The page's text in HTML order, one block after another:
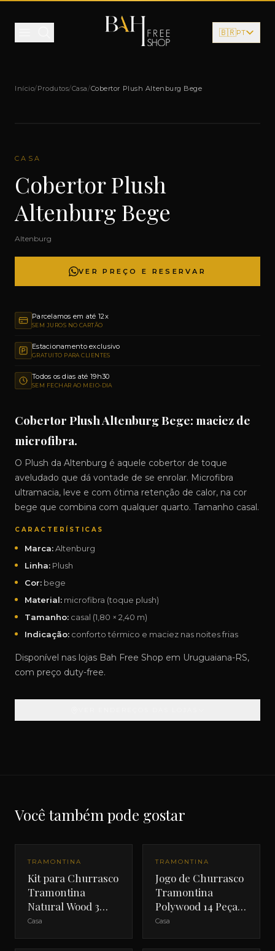
🇧🇷PT
Início/Produtos/Casa/Cobertor Plush Altenburg Bege
CASA
Cobertor Plush
Altenburg Bege
Altenburg
VER PREÇO E RESERVAR
Parcelamos em até 12x
SEM JUROS NO CARTÃO
Estacionamento exclusivo
GRATUITO PARA CLIENTES
Todos os dias até 19h30
SEM FECHAR AO MEIO-DIA
Cobertor Plush Altenburg Bege: maciez de
microfibra.
O Plush da Altenburg é aquele cobertor de toque
aveludado que dá vontade de se enrolar. Microfibra
ultramacia, leve e com ótima retenção de calor, na cor
bege que combina com qualquer quarto. Tamanho casal.
CARACTERÍSTICAS
Marca:Altenburg
Linha: Plush
Cor: bege
Material: microfibra (toque plush)
Tamanho: casal (1,80 × 2,40 m)
Indicação: conforto térmico e maciez nas noites frias
Disponível nas lojas Bah Free Shop em Uruguaiana-RS,
com preço duty-free.
Você também pode gostar
TRAMONTINA
Kit para Churrasco
Tramontina
Natural Wood 3
Peças
Casa
TRAMONTINA
Jogo de Churrasco
Tramontina
Polywood 14 Peças
Vermelho
Casa